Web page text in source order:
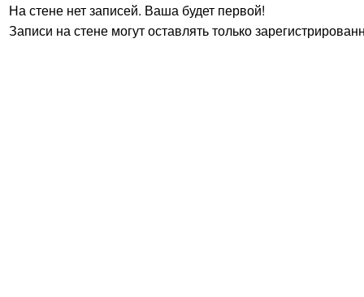
На стене нет записей. Ваша будет первой!
Записи на стене могут оставлять только